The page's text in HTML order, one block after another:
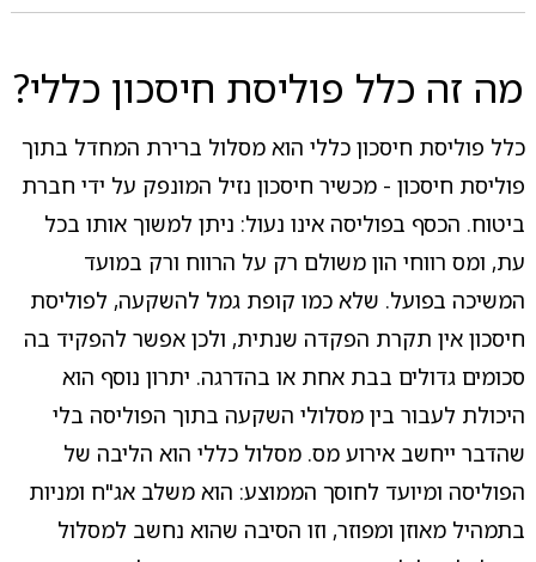
מה זה כלל פוליסת חיסכון כללי?
כלל פוליסת חיסכון כללי הוא מסלול ברירת המחדל בתוך
פוליסת חיסכון - מכשיר חיסכון נזיל המונפק על ידי חברת
ביטוח. הכסף בפוליסה אינו נעול: ניתן למשוך אותו בכל
עת, ומס רווחי הון משולם רק על הרווח ורק במועד
המשיכה בפועל. שלא כמו קופת גמל להשקעה, לפוליסת
חיסכון אין תקרת הפקדה שנתית, ולכן אפשר להפקיד בה
סכומים גדולים בבת אחת או בהדרגה. יתרון נוסף הוא
היכולת לעבור בין מסלולי השקעה בתוך הפוליסה בלי
שהדבר ייחשב אירוע מס. מסלול כללי הוא הליבה של
הפוליסה ומיועד לחוסך הממוצע: הוא משלב אג"ח ומניות
בתמהיל מאוזן ומפוזר, וזו הסיבה שהוא נחשב למסלול